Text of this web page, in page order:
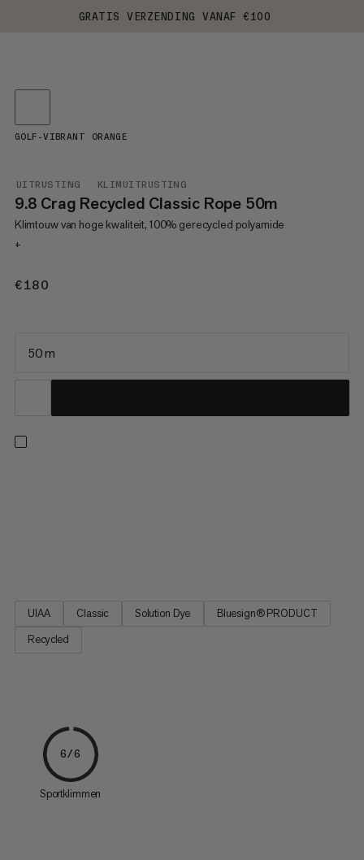
GRATIS VERZENDING VANAF €100
UITRUSTING KLIMUITRUSTING
9.8 Crag Recycled Classic Rope 50m
Klimtouw van hoge kwaliteit, 100% gerecycled polyamide
+
€180
GOLF-VIBRANT ORANGE
50 m
UIAA Classic Solution Dye
Bluesign® PRODUCT
Recycled
6/6
Sportklimmen